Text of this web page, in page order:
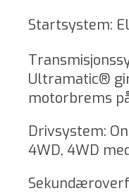
Startsystem:
Ultramatic®
motorbrems
Drivsystem:
4WD, 4WD